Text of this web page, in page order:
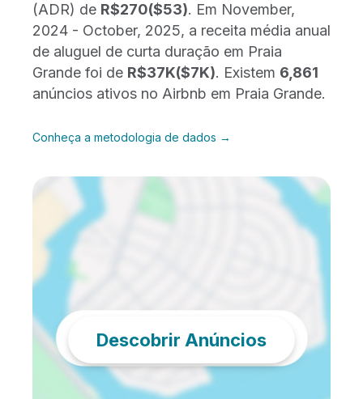
(ADR) de R$270($53). Em November,
2024 - October, 2025, a receita média anual
de aluguel de curta duração em Praia
Grande foi de R$37K($7K). Existem 6,861
anúncios ativos no Airbnb em Praia Grande.
Conheça a metodologia de dados →
Descobrir Anúncios